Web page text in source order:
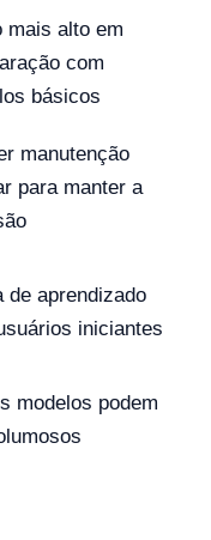
mais alto em
com
básicos
manutenção
para manter a
de aprendizado
iniciantes
modelos podem